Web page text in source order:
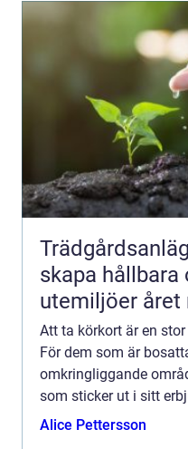
skapa hållbara
utemiljöer året
Att ta körkort är en
För dem som är
omkringliggande
som sticker ut i sitt
anpassade tjänster.
Alice Pettersson